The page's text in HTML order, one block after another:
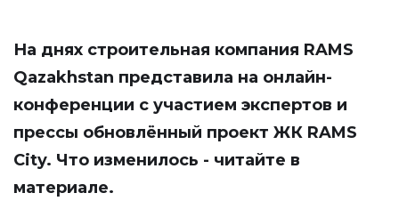
На днях строительная компания RAMS
Qazakhstan представила на онлайн-
конференции с участием экспертов и
прессы обновлённый проект ЖК RAMS
City. Что изменилось - читайте в
материале.